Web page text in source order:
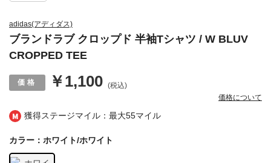
獲得ステージマイル：最大55マイル
adidas(アディダス)
ブランドラブ クロップド 半袖Tシャツ / W BLUV
CROPPED TEE
￥1,100 (税込)
価格について
カラー：ホワイト/ホワイト